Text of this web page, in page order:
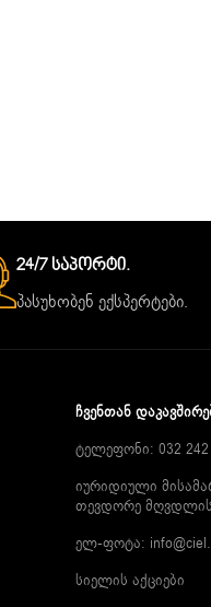
24/7 Საპორტი.
პასუხობენ ექსპერტები.
ᲩᲕᲔᲜᲗᲐᲜ
ტელეფონი: 032 242
იურიდიული
თევდორე
ელ-ფოტა:
სიელის აქციები